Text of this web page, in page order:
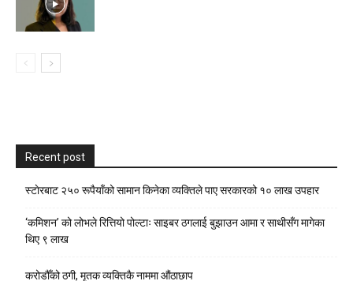
Recent post
स्टाेरबाट २५० रूपैयाँको सामान किनेका व्यक्तिले पाए सरकारको १० लाख उपहार
‘कमिशन’ को लोभले रित्तियो पोल्टाः साइबर ठगलाई बुझाउन आमा र साथीसँग मागेका
थिए ९ लाख
करोडौँको ठगी, मृतक व्यक्तिकै नाममा औंठाछाप